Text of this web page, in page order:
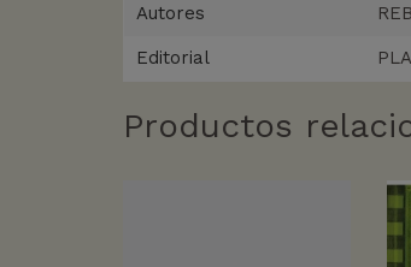
Autores
Editorial
Productos